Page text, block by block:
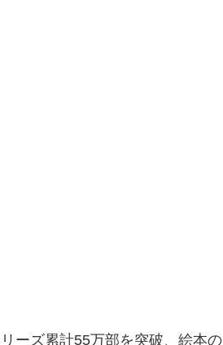
ーズ累計55万部を突破、絵本の